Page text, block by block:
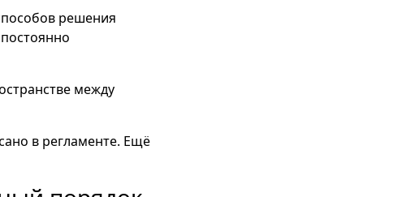
решения
между
в регламенте. Ещё